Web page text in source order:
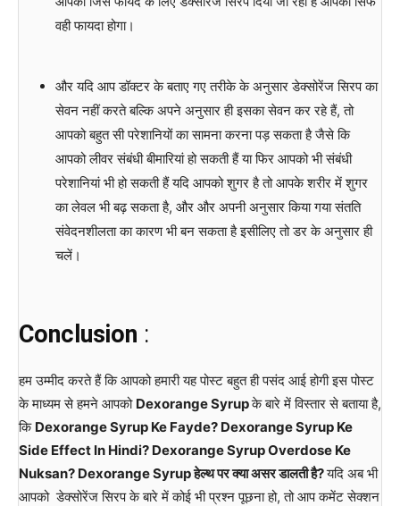
वही फायदा होगा।
और यदि आप डॉक्टर के बताए गए तरीके के अनुसार डेक्सोरेंज सिरप का
सेवन नहीं करते बल्कि अपने अनुसार ही इसका सेवन कर रहे हैं, तो
आपको बहुत सी परेशानियों का सामना करना पड़ सकता है जैसे कि
आपको लीवर संबंधी बीमारियां हो सकती हैं या फिर आपको भी संबंधी
परेशानियां भी हो सकती हैं यदि आपको शुगर है तो आपके शरीर में शुगर
का लेवल भी बढ़ सकता है, और और अपनी अनुसार किया गया संतति
संवेदनशीलता का कारण भी बन सकता है इसीलिए तो डर के अनुसार ही
चलें।
Conclusion :
हम उम्मीद करते हैं कि आपको हमारी यह पोस्ट बहुत ही पसंद आई होगी इस पोस्ट
के माध्यम से हमने आपको Dexorange Syrupके बारे में विस्तार से बताया है,
कि Dexorange Syrup Ke Fayde? Dexorange Syrup Ke
Side Effect In Hindi? Dexorange Syrup Overdose Ke
Nuksan? Dexorange Syrup हेल्थ पर क्या असर डालती है?यदि अब भी
आपको डेक्सोरेंज सिरप के बारे में कोई भी प्रश्न पूछना हो, तो आप कमेंट सेक्शन